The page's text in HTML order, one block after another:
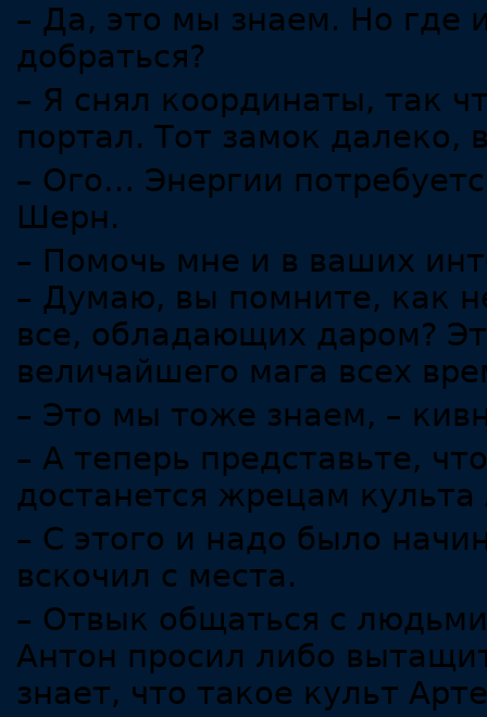
– Да, это мы знаем. Но где
добраться?
– Я снял координаты, так
портал. Тот замок далеко,
– Ого… Энергии
Шерн.
– Помочь мне и в ваших
– Думаю, вы помните, как
все, обладающих даром?
величайшего мага всех
– Это мы тоже знаем, –
– А теперь представьте,
достанется жрецам культа
– С этого и надо было
вскочил с места.
– Отвык общаться с
Антон просил либо
знает, что такое культ